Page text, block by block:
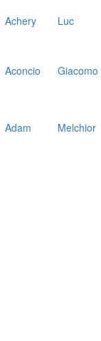
Achery
Luc
Aconcio Giacomo
Adam Melchior